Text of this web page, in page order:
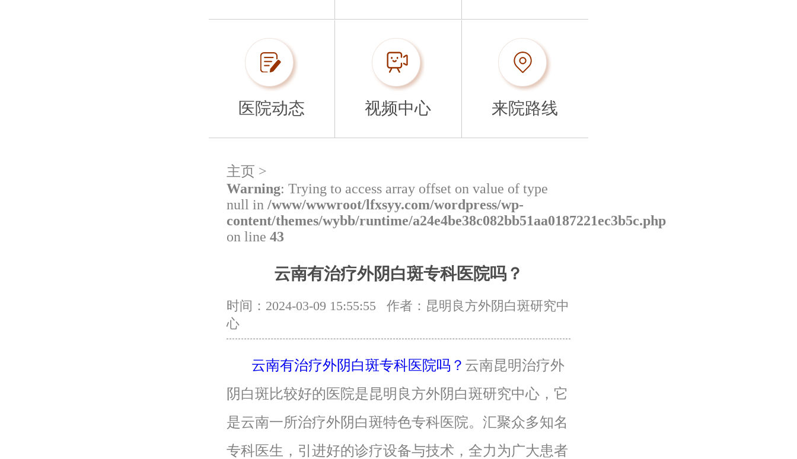
医院动态 视频中心 来院路线
主页 >
Warning: Trying to access array offset on value of type
null in /www/wwwroot/lfxsyy.com/wordpress/wp-
content/themes/wybb/runtime/a24e4be38c082bb51aa0187221ec3b5c.php
on line 43
云南有治疗外阴白斑专科医院吗？
时间：2024-03-09 15:55:55
作者：昆明良方外阴白斑研究中
心
云南有治疗外阴白斑专科医院吗？ 云南昆明治疗外
阴白斑比较好的医院是昆明良方外阴白斑研究中心，它
是云南一所治疗外阴白斑特色专科医院。汇聚众多知名
专科医生，引进好的诊疗设备与技术，全力为广大患者